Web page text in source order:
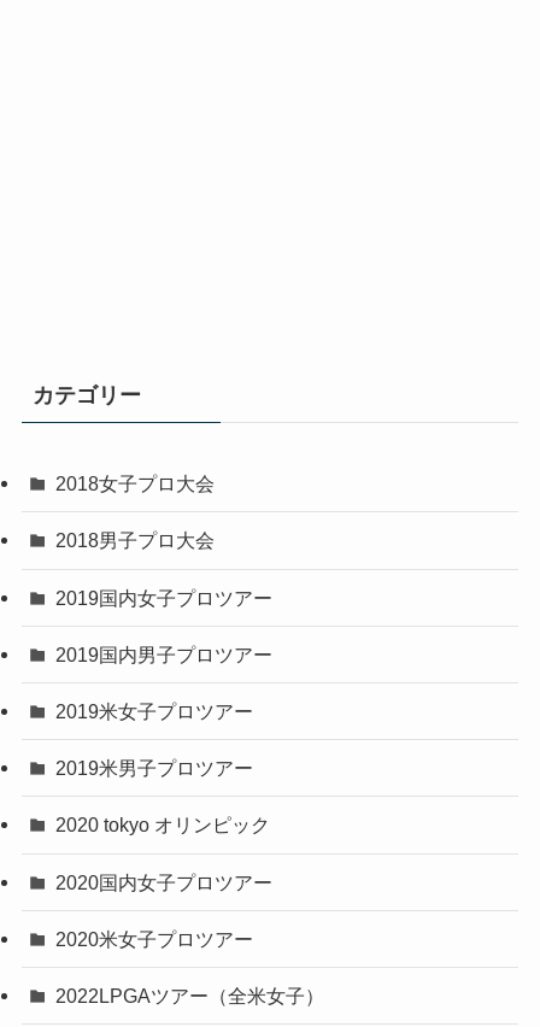
カテゴリー
2018女子プロ大会
2018男子プロ大会
2019国内女子プロツアー
2019国内男子プロツアー
2019米女子プロツアー
2019米男子プロツアー
2020 tokyo オリンピック
2020国内女子プロツアー
2020米女子プロツアー
2022LPGAツアー（全米女子）